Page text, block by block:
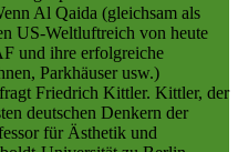
Al Qaida (gleichsam als
US-Weltluftreich von heute
und ihre erfolgreiche
Parkhäuser usw.)
Friedrich Kittler. Kittler, der
deutschen Denkern der
für Ästhetik und